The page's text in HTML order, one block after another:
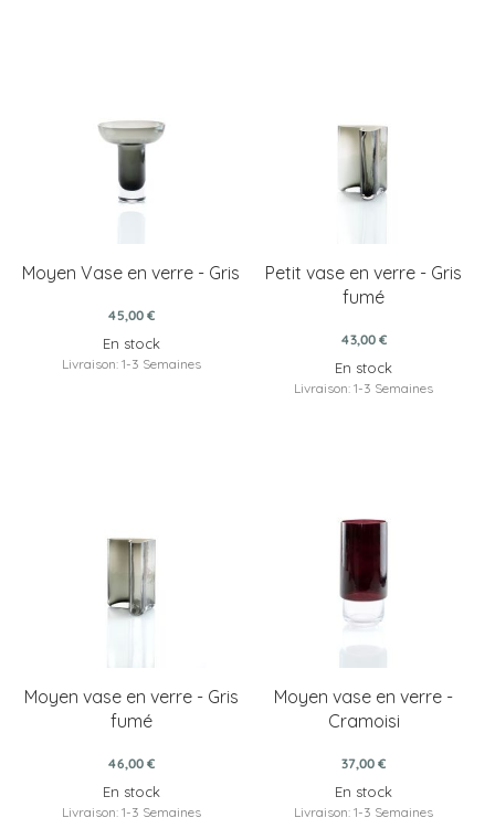
Moyen Vase en verre - Gris
45,00 €
En stock
Livraison: 1-3 Semaines
Petit vase en verre - Gris
fumé
43,00 €
En stock
Livraison: 1-3 Semaines
Moyen vase en verre - Gris
fumé
46,00 €
En stock
Livraison: 1-3 Semaines
Moyen vase en verre -
Cramoisi
37,00 €
En stock
Livraison: 1-3 Semaines